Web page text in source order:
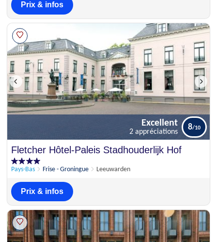
Prix & infos
Excellent
2 appréciations
Fletcher Hôtel-Paleis Stadhouderlijk Hof
Pays-Bas Frise - Groningue Leeuwarden
Excellent
2 appréciations
8
Prix & infos